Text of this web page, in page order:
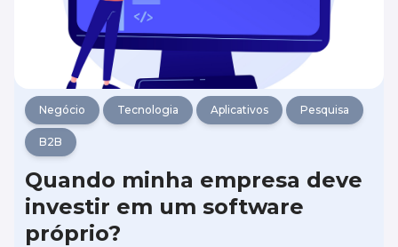
Negócio Tecnologia Aplicativos Pesquisa
B2B
Quando minha empresa deve
investir em um software
próprio?